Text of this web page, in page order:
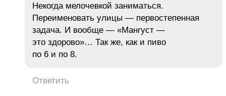
Некогда мелочевкой заниматься.
Переименовать улицы — первостепенная
задача. И вообще — «Мангуст —
это здорово»… Так же, как и пиво
по 6 и по 8.
Ответить